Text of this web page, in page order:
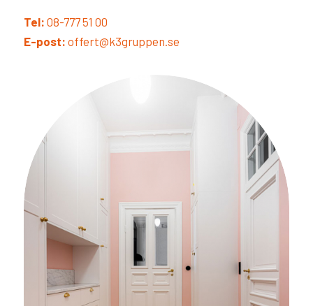
Tel: 08-777 51 00
E-post: offert@k3gruppen.se